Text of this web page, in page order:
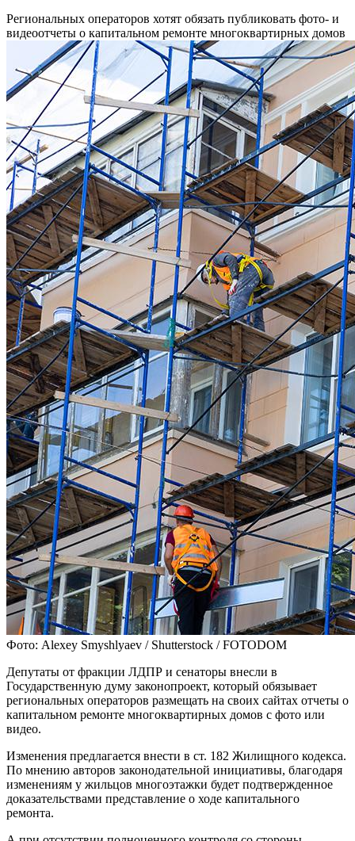
Региональных операторов хотят обязать публиковать фото- и
видеоотчеты о капитальном ремонте многоквартирных домов
Фото: Alexey Smyshlyaev / Shutterstock / FOTODOM
Депутаты от фракции ЛДПР и сенаторы внесли в
Государственную думу законопроект, который обязывает
региональных операторов размещать на своих сайтах отчеты о
капитальном ремонте многоквартирных домов с фото или
видео.
Изменения предлагается внести в ст. 182 Жилищного кодекса.
По мнению авторов законодательной инициативы, благодаря
изменениям у жильцов многоэтажки будет подтвержденное
доказательствами представление о ходе капитального
ремонта.